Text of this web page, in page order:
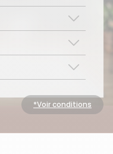
âgées
ans
*Voir conditions